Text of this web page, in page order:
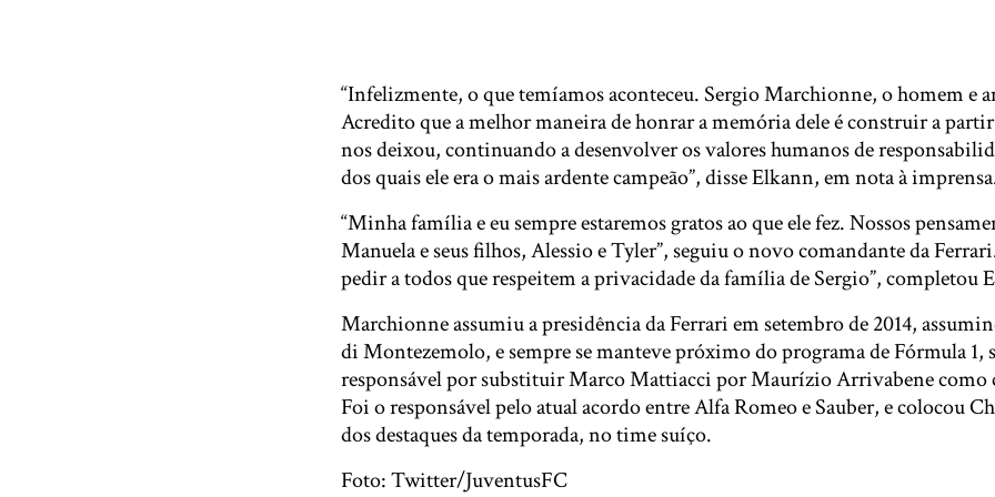
“Infelizmente, o que temíamos aconteceu. Sergio Marchionne, o homem e
Acredito que a melhor maneira de honrar a memória dele é construir a partir
nos deixou, continuando a desenvolver os valores humanos de
dos quais ele era o mais ardente campeão”, disse Elkann, em nota à
“Minha família e eu sempre estaremos gratos ao que ele fez. Nossos
Manuela e seus filhos, Alessio e Tyler”, seguiu o novo comandante da
pedir a todos que respeitem a privacidade da família de Sergio”, completou
Marchionne assumiu a presidência da Ferrari em setembro de 2014,
di Montezemolo, e sempre se manteve próximo do programa de Fórmula 1,
responsável por substituir Marco Mattiacci por Maurízio Arrivabene como
Foi o responsável pelo atual acordo entre Alfa Romeo e Sauber, e colocou
dos destaques da temporada, no time suíço.
Foto: Twitter/JuventusFC